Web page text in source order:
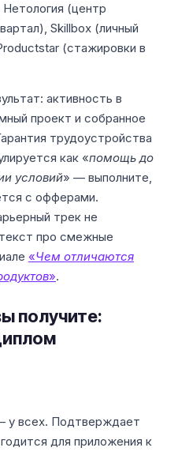
Нетология (центр
Skillbox (личный
(стажировки в
активность в
проект и собранное
трудоустройства
как «помощь до
условий» — выполните,
с офферами.
трек не
про смежные
«Чем отличаются
».
получите:
у всех. Подтверждает
для приложения к